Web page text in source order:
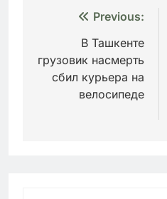
Навигация
записям
Previous:
В Ташкенте
грузовик насмерть
сбил курьера на
велосипеде